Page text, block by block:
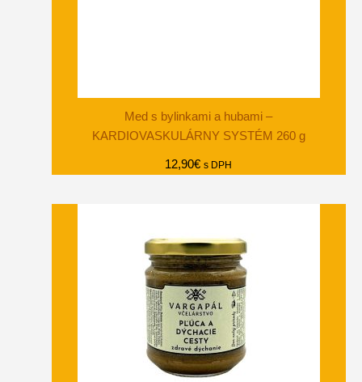
Med s bylinkami a hubami –
KARDIOVASKULÁRNY SYSTÉM 260 g
12,90€ s DPH